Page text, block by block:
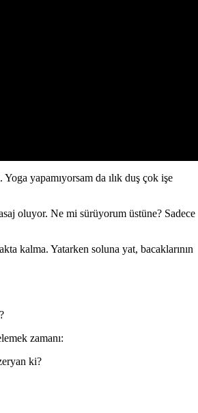
yapamıyorsam da ılık duş çok işe
oluyor. Ne mi sürüyorum üstüne? Sadece
kalma. Yatarken soluna yat, bacaklarının
zamanı:
ki?